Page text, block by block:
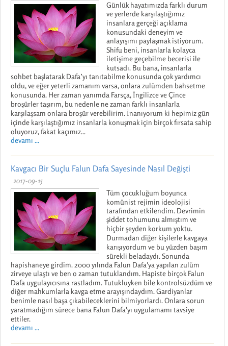
Günlük hayatımızda farklı durum
ve yerlerde karşılaştığımız
insanlara gerçeği açıklama
konusundaki deneyim ve
anlayışımı paylaşmak istiyorum.
Shifu beni, insanlarla kolayca
iletişime geçebilme becerisi ile
kutsadı. Bu bana, insanlarla
sohbet başlatarak Dafa’yı tanıtabilme konusunda çok yardımcı
oldu, ve eğer yeterli zamanım varsa, onlara zulümden bahsetme
konusunda. Her zaman yanımda Farsça, İngilizce ve Çince
broşürler taşırım, bu nedenle ne zaman farklı insanlarla
karşılaşsam onlara broşür verebilirim. İnanıyorum ki hepimiz gün
içinde karşılaştığımız insanlarla konuşmak için birçok fırsata sahip
oluyoruz, fakat kaçımız...
devamı ...
Kavgacı Bir Suçlu Falun Dafa Sayesinde Nasıl Değişti
2017-09-15
Tüm çocukluğum boyunca
komünist rejimin ideolojisi
tarafından etkilendim. Devrimin
şiddet tohumunu almıştım ve
hiçbir şeyden korkum yoktu.
Durmadan diğer kişilerle kavgaya
karışıyordum ve bu yüzden başım
sürekli beladaydı. Sonunda
hapishaneye girdim. 2000 yılında Falun Dafa'ya yapılan zulüm
zirveye ulaştı ve ben o zaman tutuklandım. Hapiste birçok Falun
Dafa uygulayıcısına rastladım. Tutukluyken bile kontrolsüzdüm ve
diğer mahkumlarla kavga etme arayışındaydım. Gardiyanlar
benimle nasıl başa çıkabileceklerini bilmiyorlardı. Onlara sorun
yaratmadığım sürece bana Falun Dafa'yı uygulamamı tavsiye
ettiler.
devamı ...